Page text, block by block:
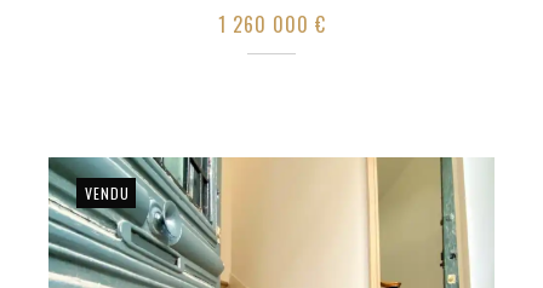
1 260 000 €
VENDU